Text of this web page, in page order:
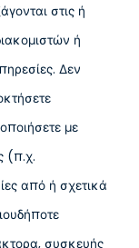
στις ή
ή
Δεν
με
(π.χ.
από ή σχετικά
συσκευής